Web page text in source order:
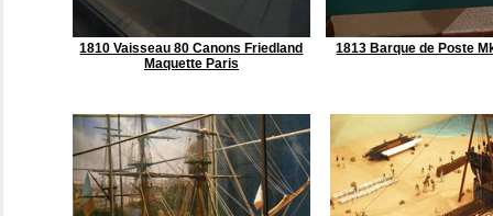
1810 Vaisseau 80 Canons Friedland
Maquette Paris
1813 Barque de Poste